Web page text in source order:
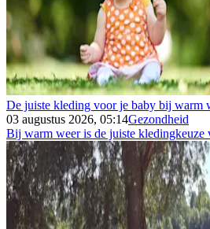
De juiste kleding voor je baby bij warm
03 augustus 2026, 05:14Gezondheid
Bij warm weer is de juiste kledingkeuze